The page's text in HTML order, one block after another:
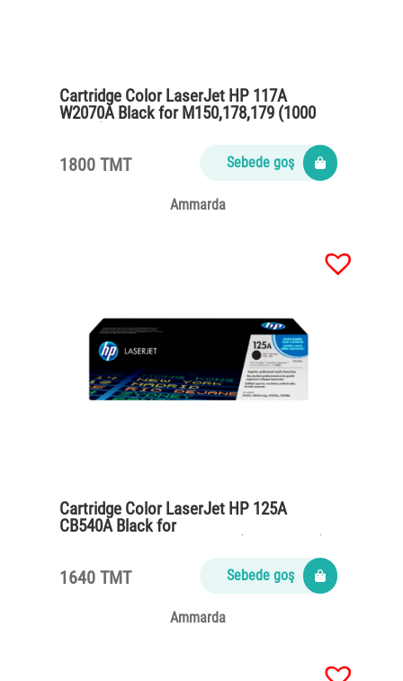
Cartridge Color LaserJet HP 117A
W2070A Black for M150,178,179 (1000
1800 TMT Sebede goş
Ammarda
Cartridge Color LaserJet HP 125A
CB540A Black for
1640 TMT Sebede goş
Ammarda